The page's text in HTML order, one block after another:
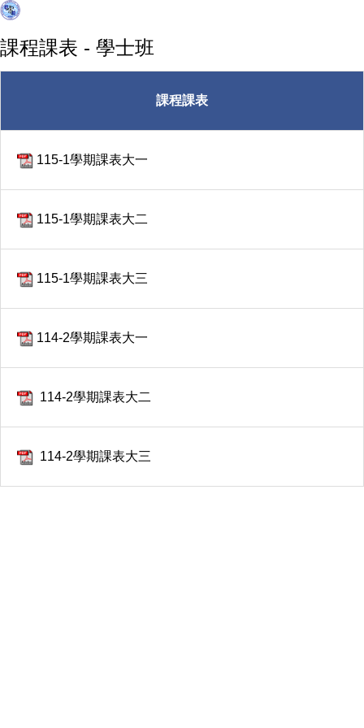
課程課表 - 學士班
課程課表
115-1學期課表大一
115-1學期課表大二
115-1學期課表大三
114-2學期課表大一
114-2學期課表大二
114-2學期課表大三